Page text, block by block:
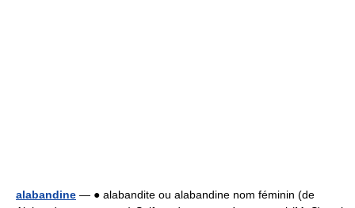
alabandine — ● alabandite ou alabandine nom féminin (de